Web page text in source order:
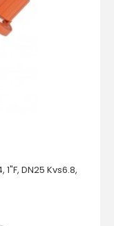
DN25 Kvs6.8,